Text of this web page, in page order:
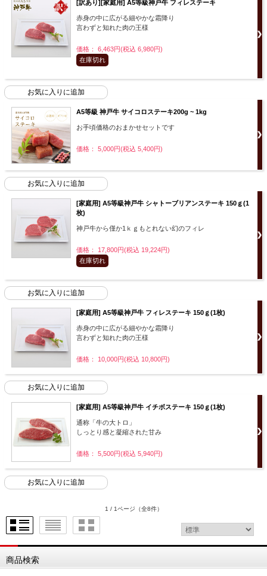
[訳あり][家庭用] A5等級神戸牛 フィレステーキ
赤身の中に広がる細やかな霜降り
言わずと知れた肉の王様
価格： 6,463円(税込 6,980円)
在庫切れ
A5等級 神戸牛 サイコロステーキ200g ~ 1kg
お手頃価格のおまかせセットです
価格： 5,000円(税込 5,400円)
[家庭用] A5等級神戸牛 シャトーブリアンステーキ 150ｇ(1
枚)
神戸牛から僅か1ｋｇもとれない幻のフィレ
価格： 17,800円(税込 19,224円)
在庫切れ
[家庭用] A5等級神戸牛 フィレステーキ 150ｇ(1枚)
赤身の中に広がる細やかな霜降り
言わずと知れた肉の王様
価格： 10,000円(税込 10,800円)
[家庭用] A5等級神戸牛 イチボステーキ 150ｇ(1枚)
通称「牛の大トロ」
しっとり感と凝縮された甘み
価格： 5,500円(税込 5,940円)
1 / 1ページ （全8件）
商品検索